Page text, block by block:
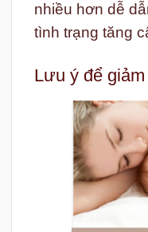
nhiều hơn dễ
tình trạng tăng
Lưu ý để